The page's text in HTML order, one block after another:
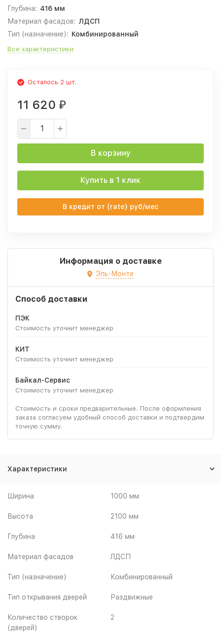
Глубина: 416 мм
Материал фасадов: ЛДСП
Тип (назначение): Комбинированный
Все характеристики
Осталось 2 шт.
11 620 ₽
В корзину
Купить в 1 клик
В кредит от {rate} руб/мес
Информация о доставке
Эль-Монте
Способ доставки
ПЭК
Стоимость уточнит менеджер
КИТ
Стоимость уточнит менеджер
Байкал-Сервис
Стоимость уточнит менеджер
Стоимость и сроки предварительные. После оформления
заказа согласуем удобный способ доставки и подтвердим
точную сумму.
Характеристики
Ширина 1000 мм
Высота 2100 мм
Глубина 416 мм
Материал фасадов ЛДСП
Тип (назначение) Комбинированный
Тип открывания дверей Раздвижные
Количество створок
(дверей)
2